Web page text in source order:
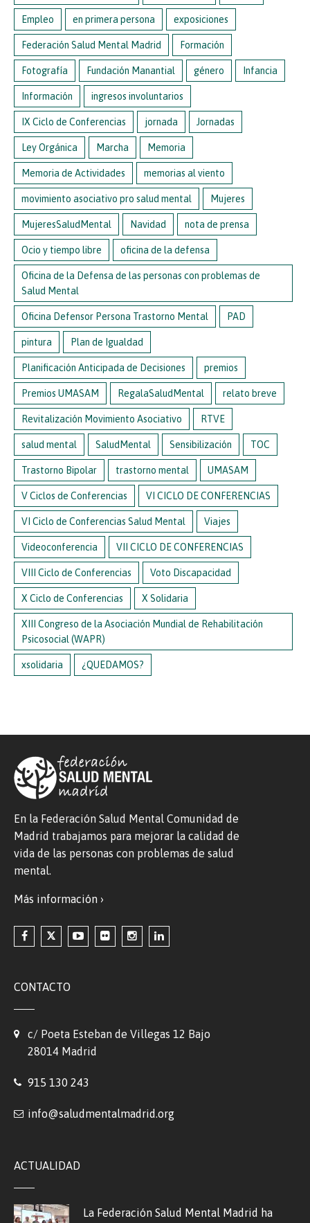
Empleo en primera persona exposiciones
Federación Salud Mental Madrid Formación
Fotografía Fundación Manantial género Infancia
Información ingresos involuntarios
IX Ciclo de Conferencias jornada Jornadas
Ley Orgánica Marcha Memoria
Memoria de Actividades memorias al viento
movimiento asociativo pro salud mental Mujeres
MujeresSaludMental Navidad nota de prensa
Ocio y tiempo libre oficina de la defensa
Oficina de la Defensa de las personas con problemas de
Salud Mental
Oficina Defensor Persona Trastorno Mental PAD
pintura Plan de Igualdad
Planificación Anticipada de Decisiones premios
Premios UMASAM RegalaSaludMental relato breve
Revitalización Movimiento Asociativo RTVE
salud mental SaludMental Sensibilización TOC
Trastorno Bipolar trastorno mental UMASAM
V Ciclos de Conferencias VI CICLO DE CONFERENCIAS
VI Ciclo de Conferencias Salud Mental Viajes
Videoconferencia VII CICLO DE CONFERENCIAS
VIII Ciclo de Conferencias Voto Discapacidad
X Ciclo de Conferencias X Solidaria
XIII Congreso de la Asociación Mundial de Rehabilitación
Psicosocial (WAPR)
xsolidaria ¿QUEDAMOS?
En la Federación Salud Mental Comunidad de
Madrid trabajamos para mejorar la calidad de
vida de las personas con problemas de salud
mental.
Más información ›
CONTACTO
c/ Poeta Esteban de Villegas 12 Bajo
28014 Madrid
915 130 243
info@saludmentalmadrid.org
ACTUALIDAD
La Federación Salud Mental Madrid ha